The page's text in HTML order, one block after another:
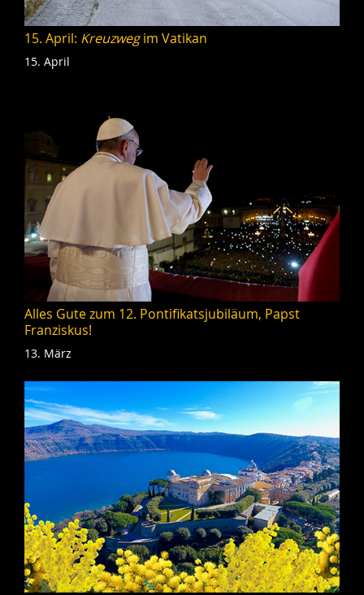
15. April: Kreuzwegim Vatikan
15. April
Alles Gute zum 12. Pontifikatsjubiläum, Papst
Franziskus!
13. März